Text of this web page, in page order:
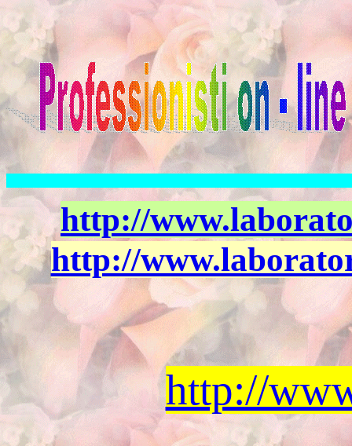
http://
http://
http://